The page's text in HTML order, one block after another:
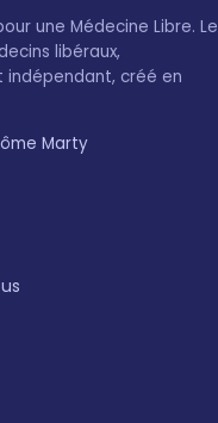
une Médecine Libre. Le
libéraux,
créé en
Marty